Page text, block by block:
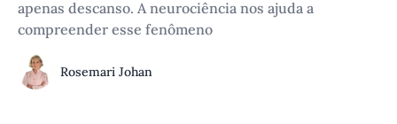
apenas descanso. A neurociência nos ajuda a
compreender esse fenômeno
Rosemari Johan